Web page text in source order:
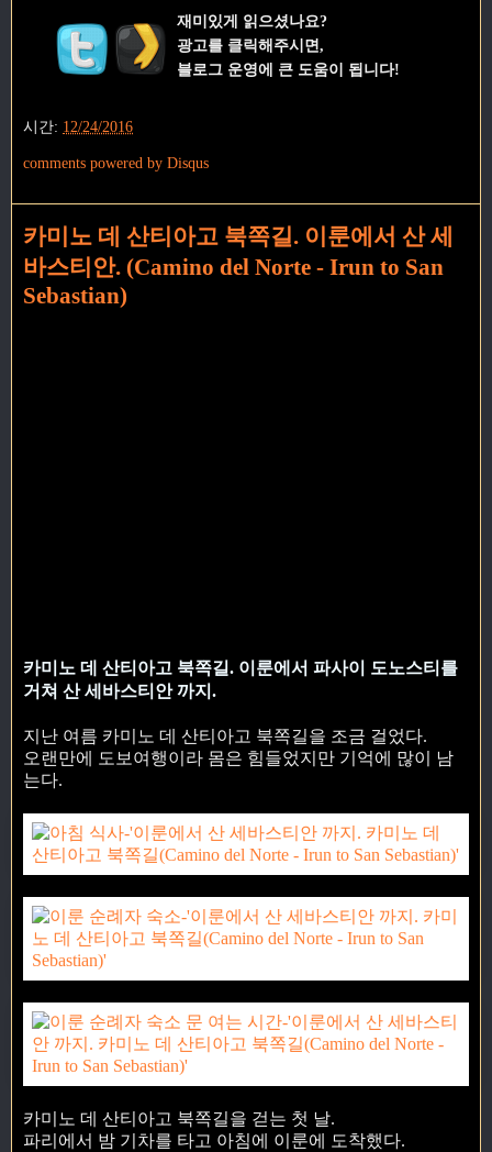
재미있게 읽으셨나요?
광고를 클릭해주시면,
블로그 운영에 큰 도움이 됩니다!
시간: 12/24/2016
comments powered by Disqus
카미노 데 산티아고 북쪽길. 이룬에서 산 세
바스티안. (Camino del Norte - Irun to San
Sebastian)
카미노 데 산티아고 북쪽길. 이룬에서 파사이 도노스티를
거쳐 산 세바스티안 까지.
지난 여름 카미노 데 산티아고 북쪽길을 조금 걸었다.
오랜만에 도보여행이라 몸은 힘들었지만 기억에 많이 남
는다.
카미노 데 산티아고 북쪽길을 걷는 첫 날.
파리에서 밤 기차를 타고 아침에 이룬에 도착했다.